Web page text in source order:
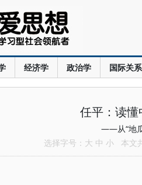
经济学 政治学 国际关系
任平：读懂
——从“地
选择字号： 大 中 小 本文